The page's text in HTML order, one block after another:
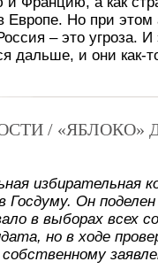
Европе. Но при
– это угроза.
дальше, и они как-
/ «ЯБЛОКО»
избирательная
Госдуму. Он
в выборах всех
но в ходе
собственному